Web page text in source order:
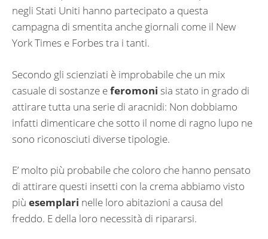
negli Stati Uniti hanno partecipato a questa
campagna di smentita anche giornali come il New
York Times e Forbes tra i tanti.
Secondo gli scienziati è improbabile che un mix
casuale di sostanze eferomoni sia stato in grado di
attirare tutta una serie di aracnidi: Non dobbiamo
infatti dimenticare che sotto il nome di ragno lupo ne
sono riconosciuti diverse tipologie.
E’ molto più probabile che coloro che hanno pensato
di attirare questi insetti con la crema abbiamo visto
più esemplari nelle loro abitazioni a causa del
freddo. E della loro necessità di ripararsi.